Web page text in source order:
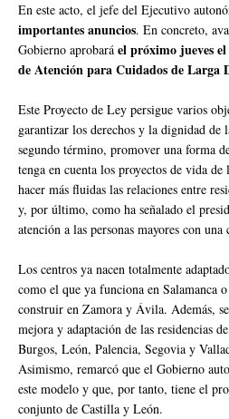
En este acto, el jefe del Ejecutivo
importantes anuncios. En concreto,
Gobierno aprobará el próximo jueves
de Atención para Cuidados de Larga
Este Proyecto de Ley persigue varios
garantizar los derechos y la dignidad de
segundo término, promover una forma
tenga en cuenta los proyectos de vida
hacer más fluidas las relaciones entre
y, por último, como ha señalado el
atención a las personas mayores con una
Los centros ya nacen totalmente
como el que ya funciona en Salamanca
construir en Zamora y Ávila. Además,
mejora y adaptación de las residencias
Burgos, León, Palencia, Segovia y
Asimismo, remarcó que el Gobierno
este modelo y que, por tanto, tiene el
conjunto de Castilla y León.